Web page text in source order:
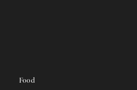
Food